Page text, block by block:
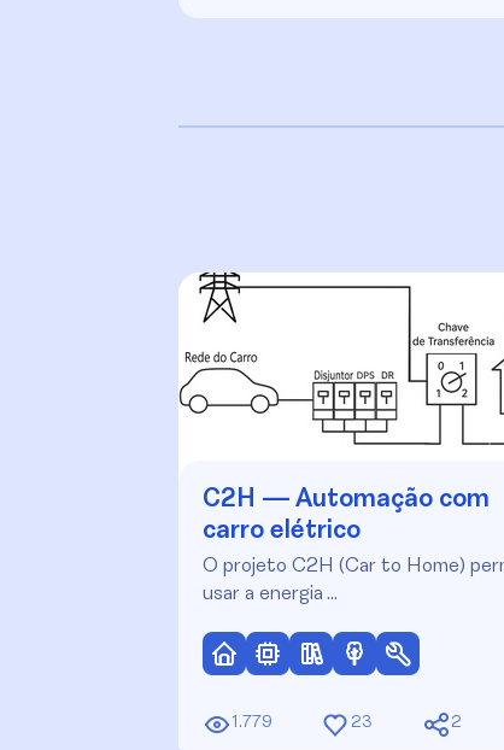
C2H — Automação com
carro elétrico
O projeto C2H (Car to Home)
usar a energia …
1.779 23 2